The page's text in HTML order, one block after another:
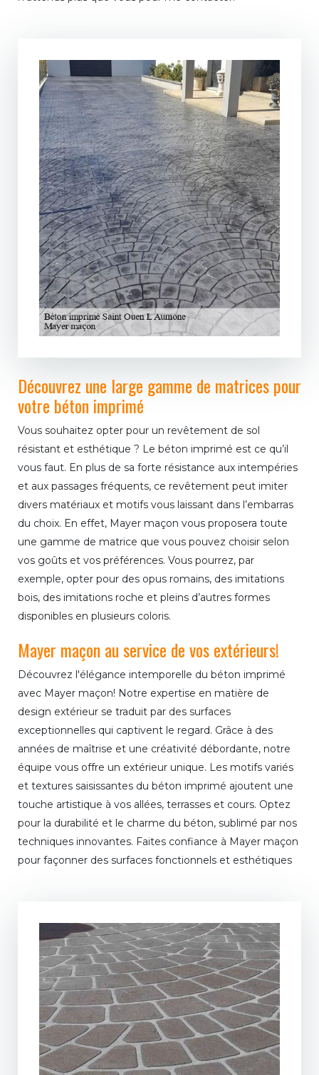
Découvrez une large gamme de matrices pour
votre béton imprimé
Vous souhaitez opter pour un revêtement de sol
résistant et esthétique ? Le béton imprimé est ce qu’il
vous faut. En plus de sa forte résistance aux intempéries
et aux passages fréquents, ce revêtement peut imiter
divers matériaux et motifs vous laissant dans l’embarras
du choix. En effet, Mayer maçon vous proposera toute
une gamme de matrice que vous pouvez choisir selon
vos goûts et vos préférences. Vous pourrez, par
exemple, opter pour des opus romains, des imitations
bois, des imitations roche et pleins d’autres formes
disponibles en plusieurs coloris.
Mayer maçon au service de vos extérieurs!
Découvrez l'élégance intemporelle du béton imprimé
avec Mayer maçon! Notre expertise en matière de
design extérieur se traduit par des surfaces
exceptionnelles qui captivent le regard. Grâce à des
années de maîtrise et une créativité débordante, notre
équipe vous offre un extérieur unique. Les motifs variés
et textures saisissantes du béton imprimé ajoutent une
touche artistique à vos allées, terrasses et cours. Optez
pour la durabilité et le charme du béton, sublimé par nos
techniques innovantes. Faites confiance à Mayer maçon
pour façonner des surfaces fonctionnels et esthétiques